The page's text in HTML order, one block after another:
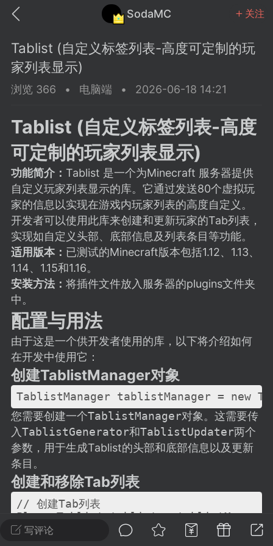
SodaMC 关注
中文社区 SodaMC
教程 材质 社区
潮涌核心
永久赞助者
11-27 02:06
电脑端 社区规则
议贴】SodaMC 的改进与建议 🧃
社区的建议&反馈板块，欢迎每
在这里畅所欲言，提出你对 社区功能、
、管理方式等方面 的任何想法！...
11 5.9k
潮涌核心
24 23:37
电脑端 整合包分享
主页反馈贴
反馈你遇到的问题 以及 你期望的功能等
不方便可尝试通过邮箱与作者进行反馈
写评论
Tablist (自定义标签列表-高度可定制的玩
家列表显示)
浏览 366 • 电脑端 • 2026-06-18 14:21
Tablist (自定义标签列表-高度
可定制的玩家列表显示)
功能简介： Tablist 是一个为Minecraft 服务器提供
自定义玩家列表显示的库。它通过发送80个虚拟玩
家的信息以实现在游戏内玩家列表的高度自定义。
开发者可以使用此库来创建和更新玩家的Tab列表，
实现如自定义头部、底部信息及列表条目等功能。
适用版本： 已测试的Minecraft版本包括1.12、1.13、
1.14、1.15和1.16。
安装方法： 将插件文件放入服务器的plugins文件夹
中。
配置与用法
由于这是一个供开发者使用的库，以下将介绍如何
在开发中使用它：
创建TablistManager对象
TablistManager tablistManager = new
您需要创建一个TablistManager对象。这需要传
入TablistGenerator和TablistUpdater两个
参数，用于生成Tablist的头部和底部信息以及更新
条目。
创建和移除Tab列表
// 创建Tab列表
PlayerTablist tablist =
// 移除Tab列表